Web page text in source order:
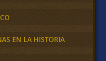
EN LA HISTORIA